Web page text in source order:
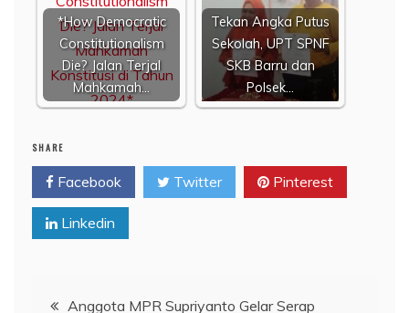
*How Democratic
Constitutionalism
Die? Jalan Terjal
Mahkamah…
​Tekan Angka Putus
Sekolah, UPT SPNF
SKB Barru dan
Polsek…
SHARE
Facebook Twitter Pinterest
Linkedin
Navigasi
Anggota MPR Supriyanto Gelar Serap